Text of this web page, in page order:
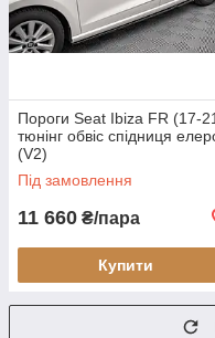
Пороги Seat Ibiza FR (17-
тюнінг обвіс спідниця
(V2)
Під замовлення
11 660 ₴/пара
Купити